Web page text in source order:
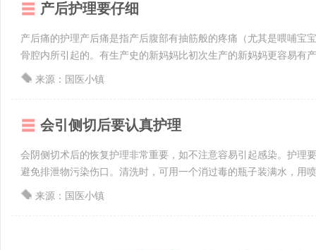
产后护理要仔细
产后痛的护理产后痛是指产后腹部有抽筋般的疼痛（尤其是喂哺宝
骨腔内所引起的。有生产史的新妈妈比初次生产的新妈妈更容易有
来源：国医小镇
会引侧切后要认真护理
会阴侧切术后的恢复护理非常重要，如不注意容易引起感染。护理
避免排泄物污染伤口。清洗时，可用一个消过毒的瓶子装满水，用
来源：国医小镇